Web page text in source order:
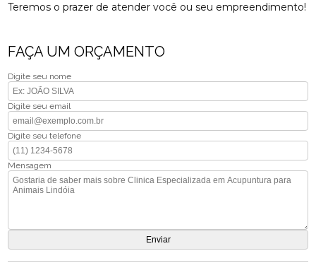
Teremos o prazer de atender você ou seu empreendimento!
FAÇA UM ORÇAMENTO
Digite seu nome
Digite seu email
Digite seu telefone
Mensagem